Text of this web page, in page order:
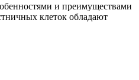
и преимуществами
клеток обладают